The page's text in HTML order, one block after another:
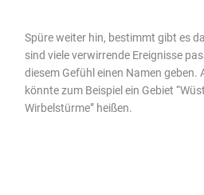
Spüre weiter hin, bestimmt gibt es
sind viele verwirrende Ereignisse
diesem Gefühl einen Namen geben.
könnte zum Beispiel ein Gebiet
Wirbelstürme” heißen.